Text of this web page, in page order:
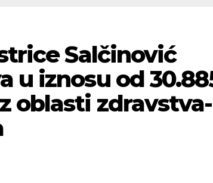
Salčinović
u iznosu od
oblasti zdravstva-